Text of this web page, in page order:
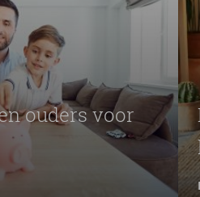
ouders voor